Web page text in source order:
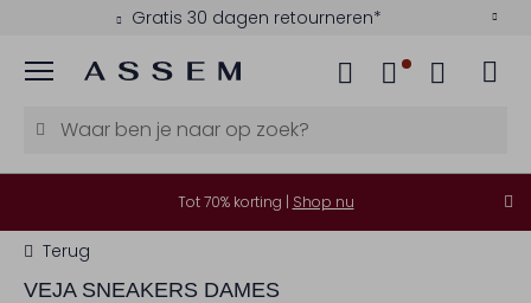
Gratis 30 dagen retourneren*
Menu
Tot 70% korting | Shop nu
Terug
VEJASNEAKERS DAMES